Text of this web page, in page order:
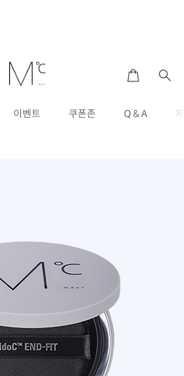
이벤트 쿠폰존 Q & A